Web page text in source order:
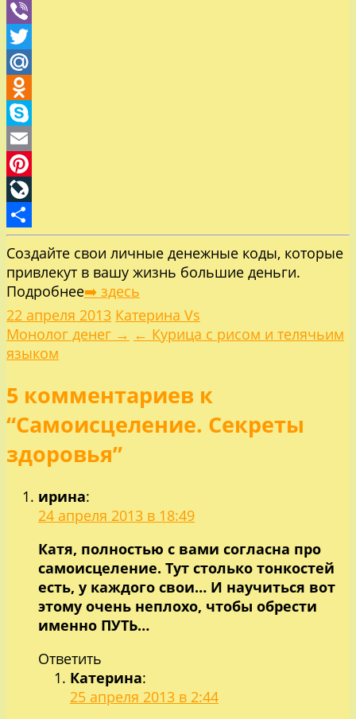
WhatsApp
Viber
Twitter
Mail.Ru
Odnoklassniki
Skype
Email
Pinterest
LiveJournal
Отправить
Создайте свои личные денежные коды, которые
привлекут в вашу жизнь большие деньги.
Подробнее➡️ здесь
22 апреля 2013 Катерина Vs
Навигация
по
записям
Монолог денег → ← Курица с рисом и телячьим
языком
5 комментариев к
“Самоисцеление. Секреты
здоровья”
ирина:
24 апреля 2013 в 18:49
Катя, полностью с вами согласна про
самоисцеление. Тут столько тонкостей
есть, у каждого свои… И научиться вот
этому очень неплохо, чтобы обрести
именно ПУТЬ…
Ответить
Катерина:
25 апреля 2013 в 2:44